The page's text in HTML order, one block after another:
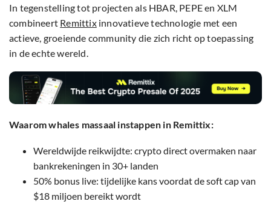
In tegenstelling tot projecten als HBAR, PEPE en XLM
combineert Remittixinnovatieve technologie met een
actieve, groeiende community die zich richt op toepassing
in de echte wereld.
Waarom whales massaal instappen in Remittix:
Wereldwijde reikwijdte: crypto direct overmaken naar
bankrekeningen in 30+ landen
50% bonus live: tijdelijke kans voordat de soft cap van
$18 miljoen bereikt wordt